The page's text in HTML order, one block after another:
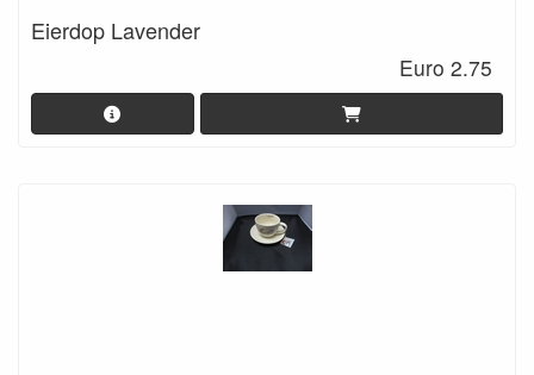
Eierdop Lavender
Euro 2.75